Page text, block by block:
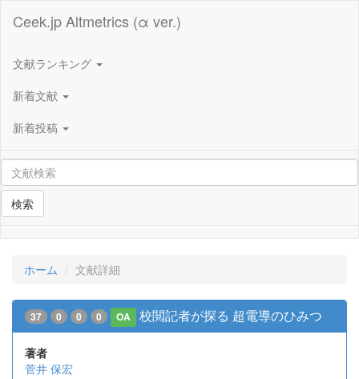
Ceek.jp Altmetrics (α ver.)
文献ランキング
新着文献
新着投稿
検索
ホーム 文献詳細
37 0 0 0 OA 校閲記者が探る 超電導のひみつ
著者
菅井 保宏